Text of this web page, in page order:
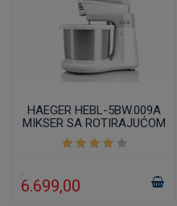
HAEGER HEBL-5BW.009A
MIKSER SA ROTIRAJUĆOM
INOX POSUDOM 500W
6.699,00